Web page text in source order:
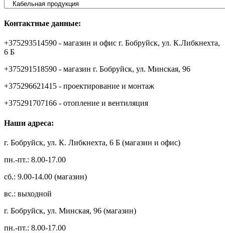
Контактные данные:
+375293514590 - магазин и офис г. Бобруйск, ул. К.Либкнехта,
6 Б
+375291518590 - магазин г. Бобруйск, ул. Минская, 96
+375296621415 - проектирование и монтаж
+375291707166 - отопление и вентиляция
Наши адреса:
г. Бобруйск, ул. К. Либкнехта, 6 Б (магазин и офис)
пн.-пт.: 8.00-17.00
сб.: 9.00-14.00 (магазин)
вс.: выходной
г. Бобруйск, ул. Минская, 96 (магазин)
пн.-пт.: 8.00-17.00